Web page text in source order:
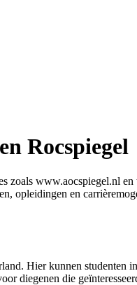
Rocspiegel
www.aocspiegel.nl
opleidingen en
Hier kunnen
diegenen die